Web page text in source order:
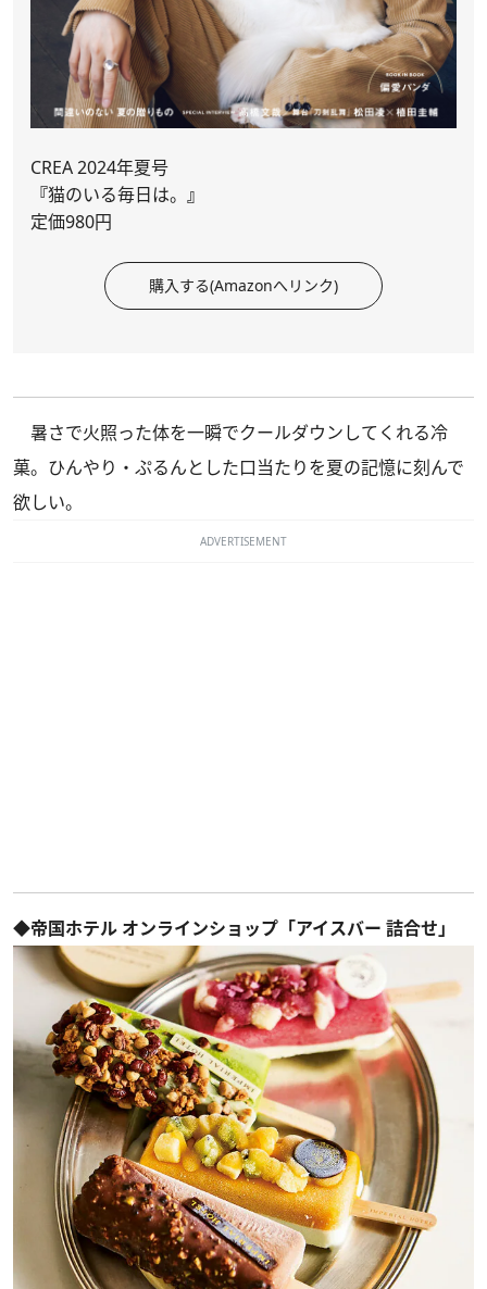
CREA 2024年夏号
『猫のいる毎日は。 』
定価980円
購入する(Amazonへリンク)
暑さで火照った体を一瞬でクールダウンしてくれる冷
菓。ひんやり・ぷるんとした口当たりを夏の記憶に刻んで
欲しい。
ADVERTISEMENT
◆帝国ホテル オンラインショップ「アイスバー 詰合せ」